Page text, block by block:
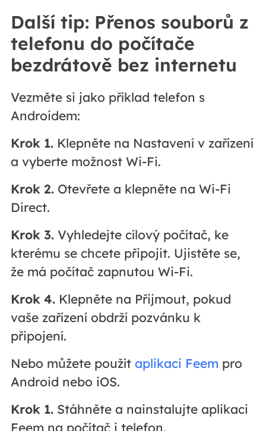
Další tip: Přenos souborů z
telefonu do počítače
bezdrátově bez internetu
Vezměte si jako příklad telefon s
Androidem:
Krok 1.Klepněte na Nastavení v zařízení
a vyberte možnost Wi-Fi.
Krok 2.Otevřete a klepněte na Wi-Fi
Direct.
Krok 3.Vyhledejte cílový počítač, ke
kterému se chcete připojit. Ujistěte se,
že má počítač zapnutou Wi-Fi.
Krok 4.Klepněte na Přijmout, pokud
vaše zařízení obdrží pozvánku k
připojení.
Nebo můžete použít aplikaci Feem pro
Android nebo iOS.
Krok 1.Stáhněte a nainstalujte aplikaci
Feem na počítač i telefon.